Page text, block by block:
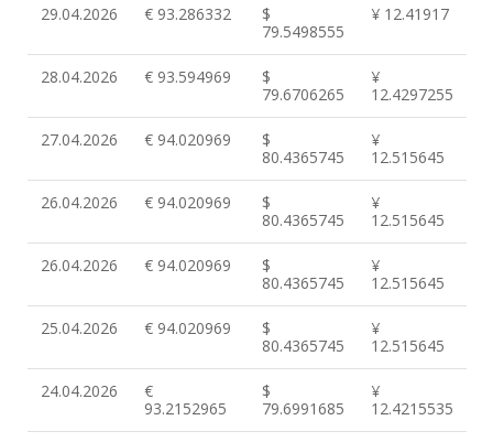
29.04.2026 € 93.286332
$
79.5498555
¥ 12.41917
28.04.2026 € 93.594969
$
79.6706265
¥
12.4297255
27.04.2026 € 94.020969
$
80.4365745
¥
12.515645
26.04.2026 € 94.020969
$
80.4365745
¥
12.515645
26.04.2026 € 94.020969
$
80.4365745
¥
12.515645
25.04.2026 € 94.020969
$
80.4365745
¥
12.515645
24.04.2026
€
93.2152965
$
79.6991685
¥
12.4215535